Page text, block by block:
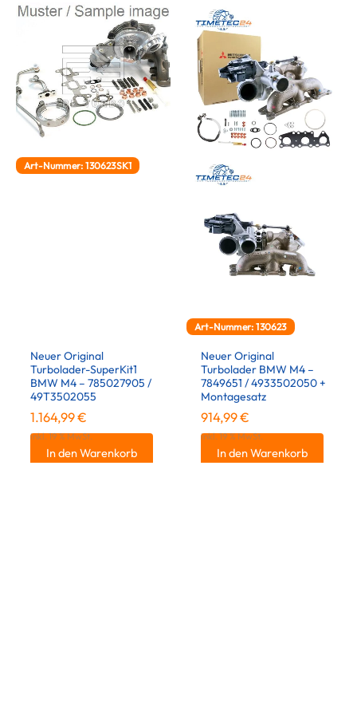
Art-Nummer: 130623SK1
Neuer Original
Turbolader-SuperKit1
BMW M4 – 785027905 /
49T3502055
1.164,99€
inkl. 19 % MwSt.
In den Warenkorb
Art-Nummer: 130623
Neuer Original
Turbolader BMW M4 –
7849651 / 4933502050 +
Montagesatz
914,99€
inkl. 19 % MwSt.
In den Warenkorb